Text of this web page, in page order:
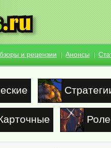
и рецензии Анонсы